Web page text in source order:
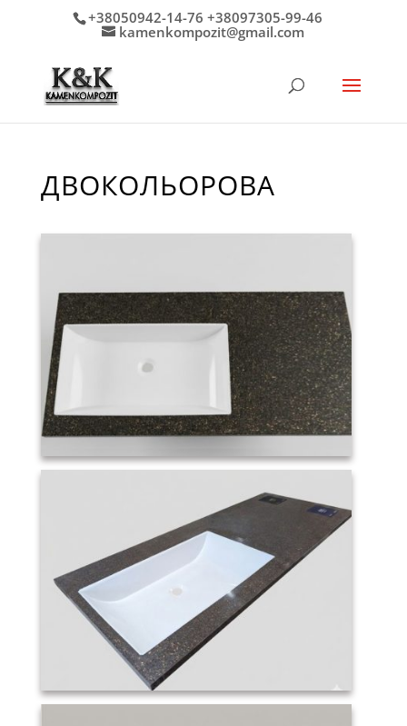
+38050942-14-76 +38097305-99-46
kamenkompozit@gmail.com
ДВОКОЛЬОРОВА